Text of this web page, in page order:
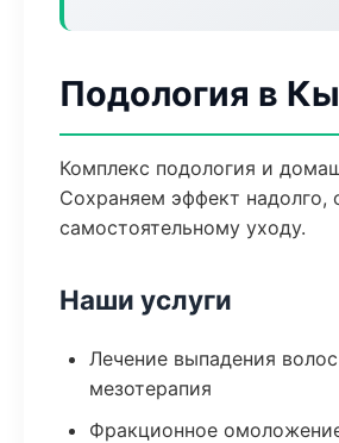
Подология в
Комплекс подология и
Сохраняем эффект надолго,
самостоятельному уходу.
Наши услуги
Лечение выпадения
мезотерапия
Фракционное